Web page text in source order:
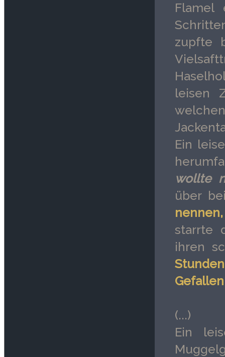
Flamel
zupfte
leisen
Ein
wollte
über
starrte
ihren
(...)
Ein